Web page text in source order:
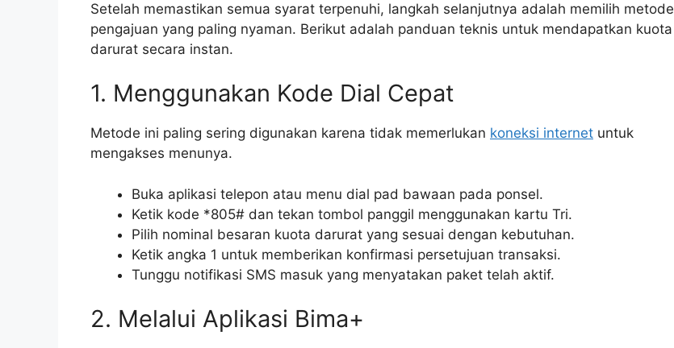
Setelah memastikan semua syarat terpenuhi, langkah selanjutnya adalah memilih metode
pengajuan yang paling nyaman. Berikut adalah panduan teknis untuk mendapatkan kuota
darurat secara instan.
1. Menggunakan Kode Dial Cepat
Metode ini paling sering digunakan karena tidak memerlukan koneksi internet untuk
mengakses menunya.
Buka aplikasi telepon atau menu dial pad bawaan pada ponsel.
Ketik kode *805# dan tekan tombol panggil menggunakan kartu Tri.
Pilih nominal besaran kuota darurat yang sesuai dengan kebutuhan.
Ketik angka 1 untuk memberikan konfirmasi persetujuan transaksi.
Tunggu notifikasi SMS masuk yang menyatakan paket telah aktif.
2. Melalui Aplikasi Bima+